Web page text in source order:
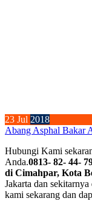
23 Jul 2018
Abang Asphal Bakar
Hubungi Kami
Anda.0813- 82- 44-
di Cimahpar, Kota
Jakarta dan
kami sekarang dan